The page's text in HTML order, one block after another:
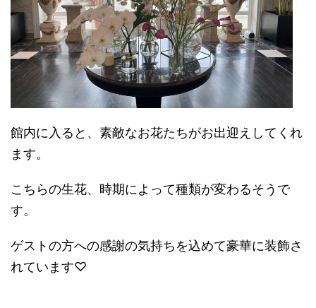
館内に入ると、素敵なお花たちがお出迎えしてくれ
ます。
こちらの生花、時期によって種類が変わるそうで
す。
ゲストの方への感謝の気持ちを込めて豪華に装飾さ
れています♡